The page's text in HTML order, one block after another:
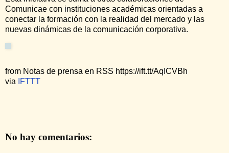
Comunicae con instituciones académicas orientadas a
conectar la formación con la realidad del mercado y las
nuevas dinámicas de la comunicación corporativa.
from Notas de prensa en RSS https://ift.tt/AqICVBh
via
IFTTT
No hay comentarios: